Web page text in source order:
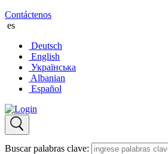
Contáctenos
es
Deutsch
English
Українська
Albanian
Español
Buscar palabras clave: